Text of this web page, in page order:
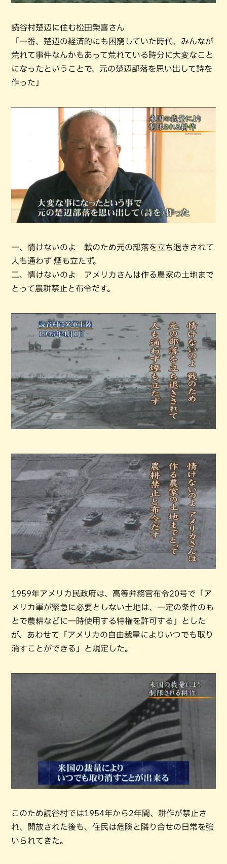
読谷村楚辺に住む松田榮喜さん
「一番、楚辺の経済的にも困窮していた時代、みんなが
荒れて事件なんかもあって荒れている時分に大変なこと
になったということで、元の楚辺部落を思い出して詩を
作った」
一、情けないのよ 戦のため元の部落を立ち退きされて
人も通わず 煙も立たず。
二、情けないのよ アメリカさんは作る農家の土地まで
とって農耕禁止と布令だす。
1959年アメリカ民政府は、高等弁務官布令20号で「ア
メリカ軍が緊急に必要としない土地は、一定の条件のも
とで農耕などに一時使用する特権を許可する」とした
が、あわせて「アメリカの自由裁量によりいつでも取り
消すことができる」と規定した。
このため読谷村では1954年から2年間、耕作が禁止さ
れ、開放された後も、住民は危険と隣り合せの日常を強
いられてきた。